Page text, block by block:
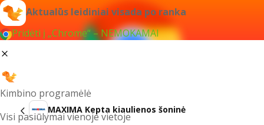
Aktualūs leidiniai visada po ranka
Pridėti į „Chrome“ – NEMOKAMAI
Kimbino programėlė
Visi pasiūlymai vienoje vietoje
MAXIMA Kepta kiaulienos šoninė